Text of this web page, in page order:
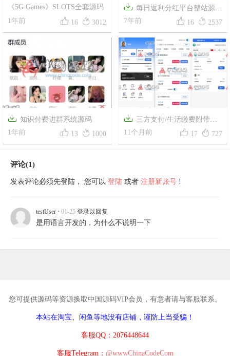
《5G Games》SLOTS全套源码
1年前
 16  3012
 每日返利分红平台整站源码
8级分销资金盘防黑版带商城系
统源码+详细安装教程
7年前  16  2537
 知识付费进群系统源码
1年前
 13  1000
 三方支付/生活缴费附带承
兑系统
11个月前  17  727
评论(1)
发表评论必须先登陆， 您可以 登陆 或者 注册新账号 !
testUser • 01-25 登录以回复
是用语言开发的，为什么不说明一下
您可提供源码等资源换取中国源码VIP会员，有意者请与客服联系。
本站在淘宝、闲鱼等地没有店铺，谨防上当受骗！
客服QQ：2076448644
客服Telegram： @wwwChinaCodeCom